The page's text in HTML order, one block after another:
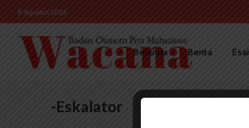
8 Agustus 2026
Beranda Berita Esai
-Eskalator